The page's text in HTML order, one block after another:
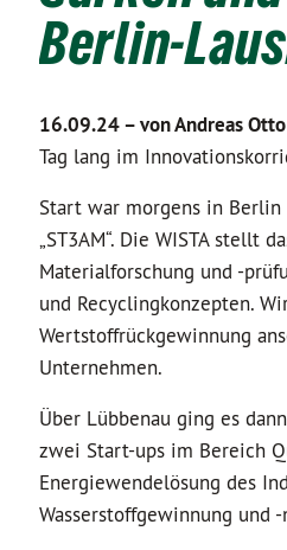
Berlin-
16.09.24 –von Andreas
Tag lang im
Start war morgens in Berlin
„ST3AM“. Die WISTA stellt
Materialforschung und -
und Recyclingkonzepten.
Wertstoffrückgewinnung
Unternehmen.
Über Lübbenau ging es
zwei Start-ups im Bereich
Energiewendelösung des
Wasserstoffgewinnung und